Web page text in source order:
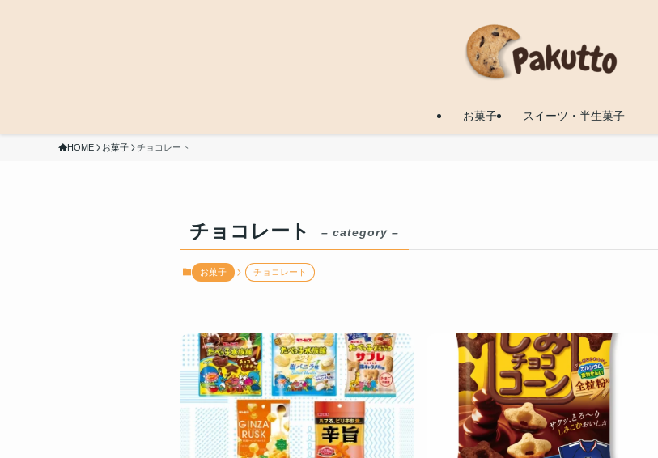
お菓子 スイーツ・半生菓子
HOME お菓子 チョコレート
チョコレート – category –
お菓子 チョコレート